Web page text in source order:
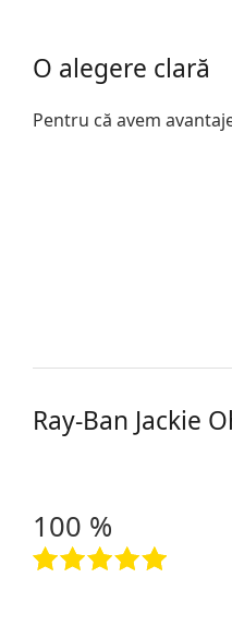
O alegere clară
Pentru că avem
Ray-Ban Jackie
100 %